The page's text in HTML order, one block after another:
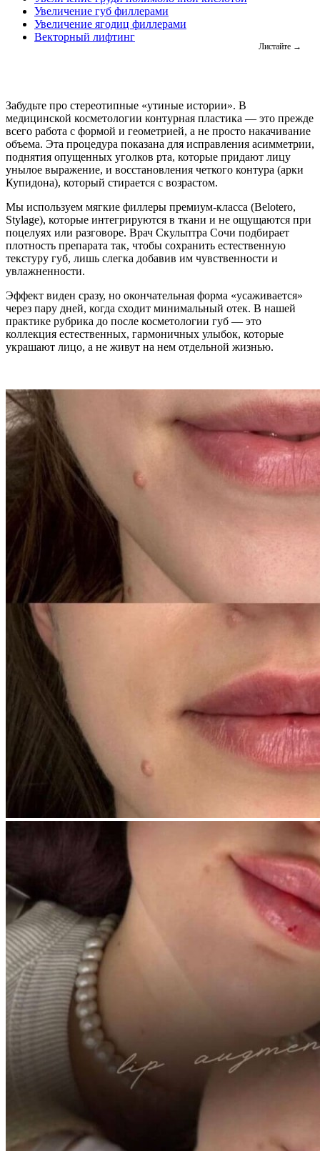
Увеличение губ филлерами
Увеличение ягодиц филлерами
Векторный лифтинг
Забудьте про стереотипные «утиные истории». В
медицинской косметологии контурная пластика — это прежде
всего работа с формой и геометрией, а не просто накачивание
объема. Эта процедура показана для исправления асимметрии,
поднятия опущенных уголков рта, которые придают лицу
унылое выражение, и восстановления четкого контура (арки
Купидона), который стирается с возрастом.
Мы используем мягкие филлеры премиум-класса (Belotero,
Stylage), которые интегрируются в ткани и не ощущаются при
поцелуях или разговоре. Врач Скульптра Сочи подбирает
плотность препарата так, чтобы сохранить естественную
текстуру губ, лишь слегка добавив им чувственности и
увлажненности.
Эффект виден сразу, но окончательная форма «усаживается»
через пару дней, когда сходит минимальный отек. В нашей
практике рубрика до после косметологии губ — это
коллекция естественных, гармоничных улыбок, которые
украшают лицо, а не живут на нем отдельной жизнью.